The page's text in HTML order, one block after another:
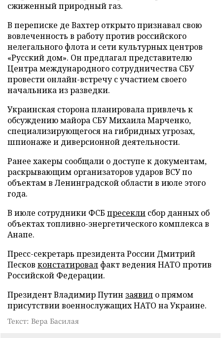
сжиженный природный газ.
В переписке де Вахтер открыто признавал свою
вовлеченность в работу против российского
нелегального флота и сети культурных центров
«Русский дом». Он предлагал представителю
Центра международного сотрудничества СБУ
провести онлайн-встречу с участием своего
начальника из разведки.
Украинская сторона планировала привлечь к
обсуждению майора СБУ Михаила Марченко,
специализирующегося на гибридных угрозах,
шпионаже и диверсионной деятельности.
Ранее хакеры сообщали о доступе к документам,
раскрывающим организаторов ударов ВСУ по
объектам в Ленинградской области в июле этого
года.
В июле сотрудники ФСБ пресекли сбор данных об
объектах топливно-энергетического комплекса в
Анапе.
Пресс-секретарь президента России Дмитрий
Песков констатировал факт ведения НАТО против
Российской Федерации.
Президент Владимир Путин заявил о прямом
присутствии военнослужащих НАТО на Украине.
Текст: Вера Басилая